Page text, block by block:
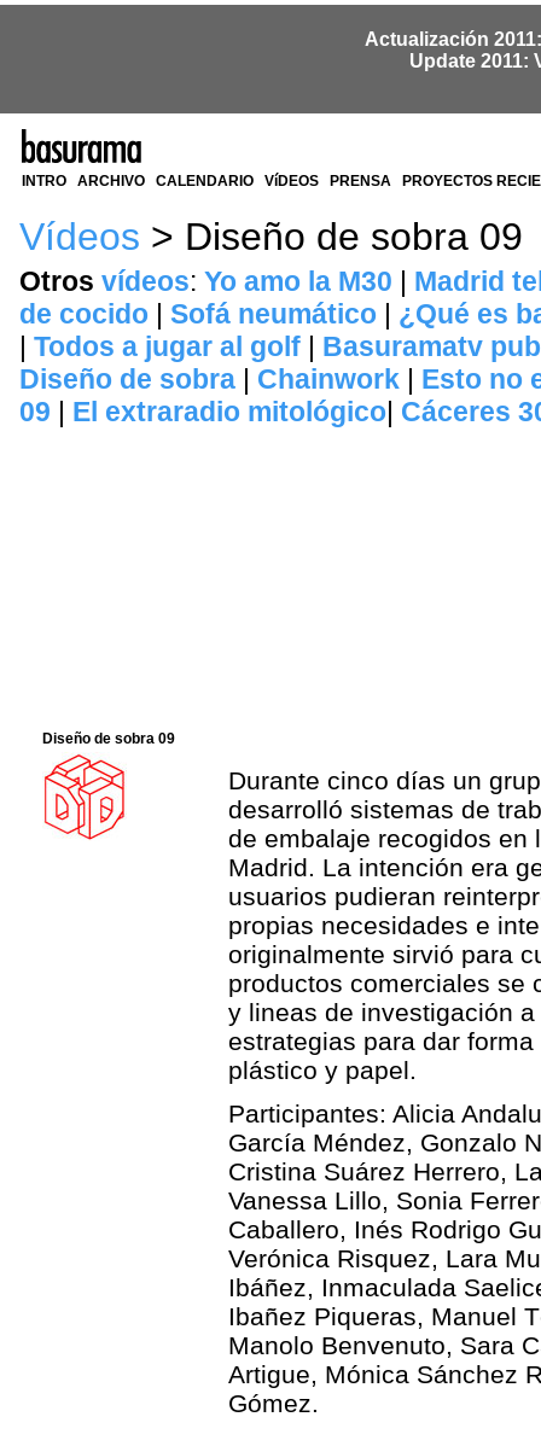
Actualización
Update 2011:
INTRO ARCHIVO CALENDARIO VíDEOS PRENSA PROYECTOS
Vídeos > Diseño de sobra 09
Otros vídeos: Yo amo la M30 | Madrid
de cocido | Sofá neumático | ¿Qué es
| Todos a jugar al golf | Basuramatv
Diseño de sobra | Chainwork | Esto no
09 | El extraradio mitológico| Cáceres
Diseño de sobra 09
Durante cinco días un
desarrolló sistemas de
de embalaje recogidos en
Madrid. La intención era
usuarios pudieran
propias necesidades e
originalmente sirvió para
productos comerciales se
y lineas de investigación
estrategias para dar
plástico y papel.
Participantes: Alicia
García Méndez, Gonzalo
Cristina Suárez Herrero,
Vanessa Lillo, Sonia
Caballero, Inés Rodrigo
Verónica Risquez, Lara
Ibáñez, Inmaculada
Ibañez Piqueras, Manuel
Manolo Benvenuto, Sara
Artigue, Mónica Sánchez
Gómez.